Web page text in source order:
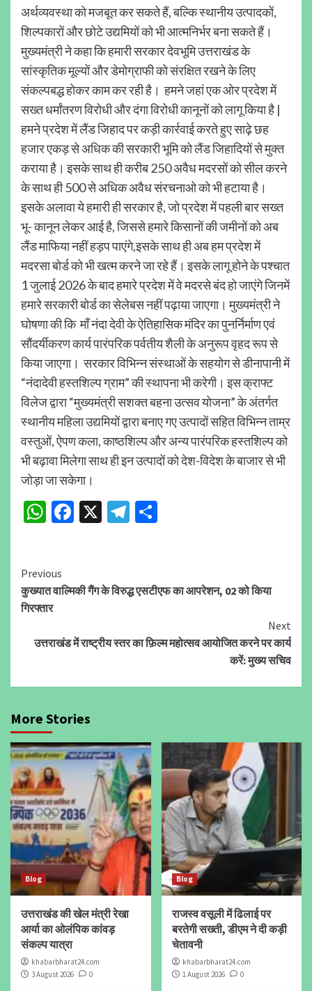
अर्थव्यवस्था को मजबूत कर सकते हैं, बल्कि स्थानीय उत्पादकों,
शिल्पकारों और छोटे उद्यमियों को भी आत्मनिर्भर बना सकते हैं।
मुख्यमंत्री ने कहा कि हमारी सरकार देवभूमि उत्तराखंड के
सांस्कृतिक मूल्यों और डेमोग्राफी को संरक्षित रखने के लिए
संकल्पबद्ध होकर काम कर रही है। हमने जहां एक ओर प्रदेश में
सख्त धर्मांतरण विरोधी और दंगा विरोधी कानूनों को लागू किया है |
हमने प्रदेश में लैंड जिहाद पर कड़ी कार्रवाई करते हुए साढ़े छह
हजार एकड़ से अधिक की सरकारी भूमि को लैंड जिहादियों से मुक्त
कराया है। इसके साथ ही करीब 250 अवैध मदरसों को सील करने
के साथ ही 500 से अधिक अवैध संरचनाओ को भी हटाया है।
इसके अलावा ये हमारी ही सरकार है, जो प्रदेश में पहली बार सख्त
भू- कानून लेकर आई है, जिससे हमारे किसानों की जमीनों को अब
लैंड माफिया नहीं हड़प पाएंगे,इसके साथ ही अब हम प्रदेश में
मदरसा बोर्ड को भी खत्म करने जा रहे हैं। इसके लागू होने के पश्चात
1 जुलाई 2026 के बाद हमारे प्रदेश में वे मदरसे बंद हो जाएंगे जिनमें
हमारे सरकारी बोर्ड का सेलेबस नहीं पढ़ाया जाएगा। मुख्यमंत्री ने
घोषणा की कि माँ नंदा देवी के ऐतिहासिक मंदिर का पुनर्निर्माण एवं
सौंदर्यीकरण कार्य पारंपरिक पर्वतीय शैली के अनुरूप वृहद रूप से
किया जाएगा। सरकार विभिन्न संस्थाओं के सहयोग से डीनापानी में
“नंदादेवी हस्तशिल्प ग्राम” की स्थापना भी करेगी। इस क्राफ्ट
विलेज द्वारा “मुख्यमंत्री सशक्त बहना उत्सव योजना” के अंतर्गत
स्थानीय महिला उद्यमियों द्वारा बनाए गए उत्पादों सहित विभिन्न ताम्र
वस्तुओं, ऐपण कला, काष्ठशिल्प और अन्य पारंपरिक हस्तशिल्प को
भी बढ़ावा मिलेगा साथ ही इन उत्पादों को देश-विदेश के बाजार से भी
जोड़ा जा सकेगा।
WhatsApp
Facebook
X Telegram
Continue
Reading
Previous
कुख्यात वाल्मिकी गैंग के विरुद्ध एसटीएफ का आपरेशन, 02 को किया
गिरफ्तार
Next
उत्तराखंड में राष्ट्रीय स्तर का फ़िल्म महोत्सव आयोजित करने पर कार्य
करें: मुख्य सचिव
More Stories
Blog
उत्तराखंड की खेल मंत्री रेखा
आर्या का ओलंपिक कांवड़
संकल्प यात्रा
khabarbharat24.com
3 August 2026
0
Blog
राजस्व वसूली में ढिलाई पर
बरतेगी सख्ती, डीएम ने दी कड़ी
चेतावनी
khabarbharat24.com
1 August 2026
0